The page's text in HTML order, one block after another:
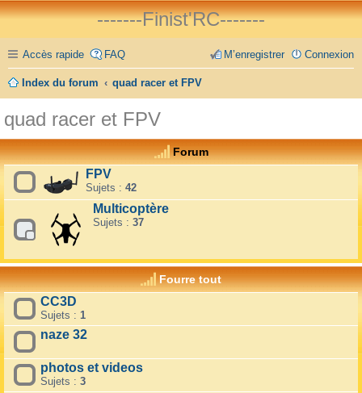
-------Finist'RC-------
Accès rapide FAQ Connexion
M’enregistrer
Index du forum quad racer et FPV
quad racer et FPV
Forum
FPV
Sujets : 42
Multicoptère
Sujets : 37
Fourre tout
CC3D
Sujets : 1
naze 32
photos et videos
Sujets : 3